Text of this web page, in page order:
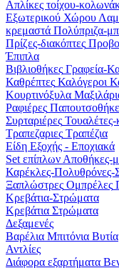
Απλίκες τοίχου-
Εξωτερικού Χώρου
κρεμαστά Πολύπριζα-
Πρίζες-διακόπτες
Έπιπλα
Βιβλιοθήκες Γραφεία-
Καθρέπτες Καλόγεροι
Κουρτινόξυλα
Ραφιέρες
Συρταριέρες
Τραπεζαριες Τραπέζια
Είδη Εξοχής - Εποχιακά
Set επίπλων Αποθήκες-
Καρέκλες-Πολυθρόνες-
Ξαπλώστρες Ομπρέλες
Κρεβάτια-Στρώματα
Κρεβάτια Στρώματα
Δεξαμενές
Βαρέλια Μπιτόνια Βυτία
Αντλίες
Διάφορα εξαρτήματα